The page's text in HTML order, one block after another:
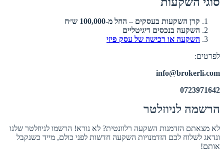
קרן השקעות בעסקים – החל מ-100,000 ש״ח
השקעה בנכסים דיגיטליים
השקעה או רכישה של עסק פיזי
לפרטים:
info@brokerli.com
0723971642
הרשמה לניוזלטר
לא מצאתם הזדמנות השקעה רלוונטית? לא נורא! הרשמו לניוזלטר שלנו
ונדאג לשלוח לכם הזדמנויות השקעה חדשות לפני כולם, מייד כשנקבל
אותם!